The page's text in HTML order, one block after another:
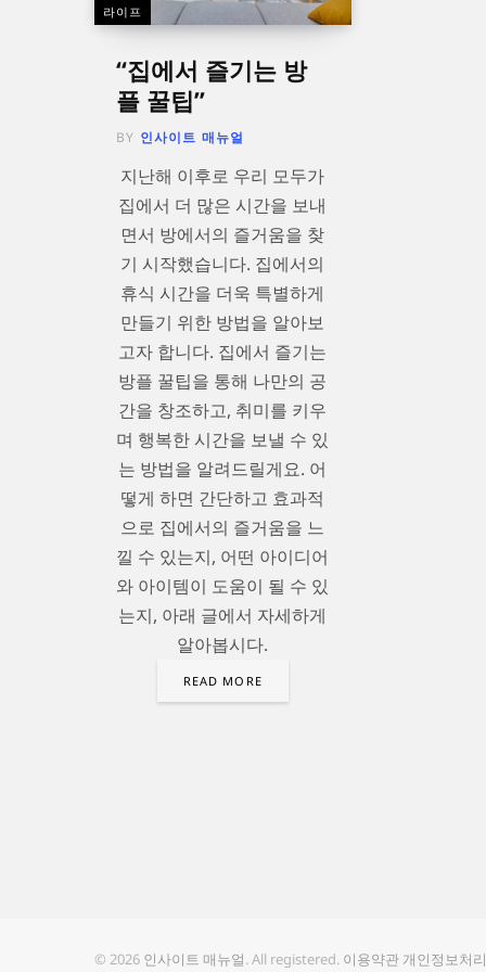
라이프
“집에서 즐기는 방
플 꿀팁”
BY 인사이트 매뉴얼
지난해 이후로 우리 모두가
집에서 더 많은 시간을 보내
면서 방에서의 즐거움을 찾
기 시작했습니다. 집에서의
휴식 시간을 더욱 특별하게
만들기 위한 방법을 알아보
고자 합니다. 집에서 즐기는
방플 꿀팁을 통해 나만의 공
간을 창조하고, 취미를 키우
며 행복한 시간을 보낼 수 있
는 방법을 알려드릴게요. 어
떻게 하면 간단하고 효과적
으로 집에서의 즐거움을 느
낄 수 있는지, 어떤 아이디어
와 아이템이 도움이 될 수 있
는지, 아래 글에서 자세하게
알아봅시다.
READ MORE
© 2026 인사이트 매뉴얼. All registered. 이용약관 개인정보처